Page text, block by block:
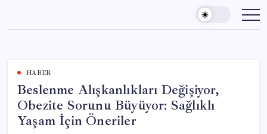
content
HABER
Beslenme Alışkanlıkları Değişiyor,
Obezite Sorunu Büyüyor: Sağlıklı
Yaşam İçin Öneriler